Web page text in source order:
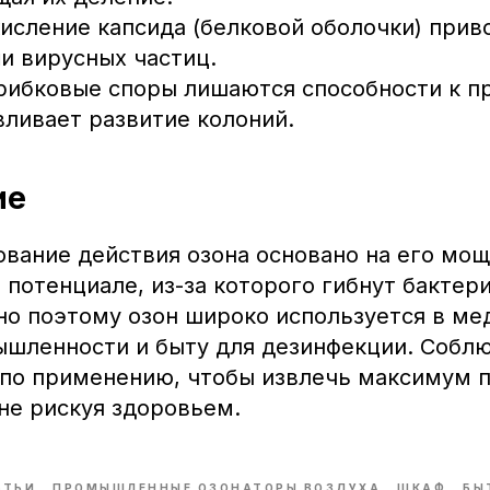
капсида (белковой оболочки)
вирусных частиц.
споры лишаются способности к
развитие колоний.
действия озона основано на его
из-за которого гибнут
поэтому озон широко используется в
и быту для дезинфекции.
применению, чтобы извлечь максимум
рискуя здоровьем.
Каталог
Озонаторы воздуха
Озонаторы воды
Бытовые озонаторы
Промышленные озонаторы